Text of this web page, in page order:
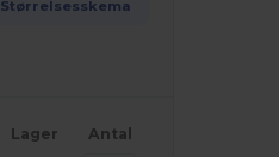
Størrelsesskema
Lager Antal